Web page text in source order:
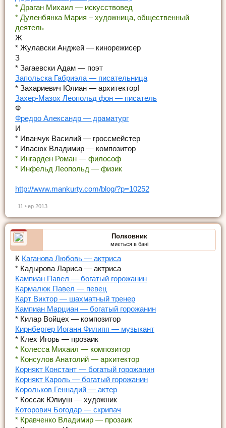
* Драган Михаил — искусствовед
* Дуленбянка Мария – художница, общественный
деятель
Ж
* Жулавски Анджей — кинорежисер
З
* Загаевски Адам — поэт
Запольска Габриэла — писательница
* Захариевич Юлиан — архитекторІ
Захер-Мазох Леопольд фон — писатель
Ф
Фредро Александр — драматург
И
* Иванчук Василий — гроссмейстер
* Ивасюк Владимир — композитор
* Ингарден Роман — философ
* Инфельд Леопольд — физик
http://www.mankurty.com/blog/?p=10252
11 чер 2013
Полковник
миється в бані
К Каганова Любовь — актриса
* Кадырова Лариса — актриса
Кампиан Павел — богатый горожанин
Кармалюк Павел — певец
Карт Виктор — шахматный тренер
Кампиан Марциан — богатый горожанин
* Килар Войцех — композитор
Кирнбергер Иоганн Филипп — музыкант
* Клех Игорь — прозаик
* Колесса Михаил — композитор
* Консулов Анатолий — архитектор
Корнякт Констант — богатый горожанин
Корнякт Кароль — богатый горожанин
Корольков Геннадий — актер
* Коссак Юлиуш — художник
Которович Богодар — скрипач
* Кравченко Владимир — прозаик